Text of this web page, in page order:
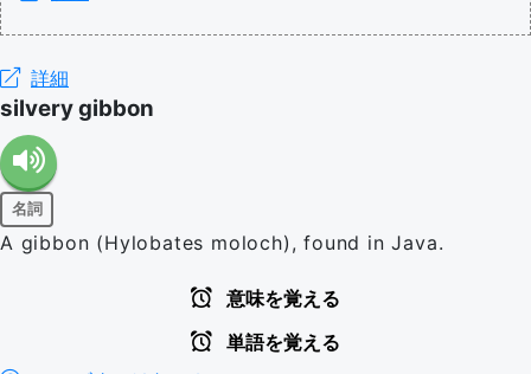
詳細
silvery gibbon
名詞
A gibbon (Hylobates moloch), found in Java.
意味を覚える
単語を覚える